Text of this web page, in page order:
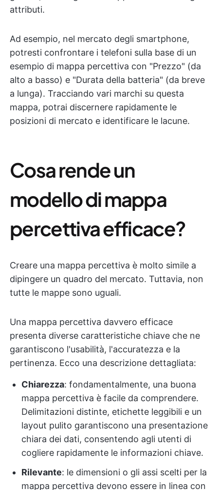
attributi.
Ad esempio, nel mercato degli smartphone,
potresti confrontare i telefoni sulla base di un
esempio di mappa percettiva con "Prezzo" (da
alto a basso) e "Durata della batteria" (da breve
a lunga). Tracciando vari marchi su questa
mappa, potrai discernere rapidamente le
posizioni di mercato e identificare le lacune.
Cosa rende un
modello di mappa
percettiva efficace?
Creare una mappa percettiva è molto simile a
dipingere un quadro del mercato. Tuttavia, non
tutte le mappe sono uguali.
Una mappa percettiva davvero efficace
presenta diverse caratteristiche chiave che ne
garantiscono l'usabilità, l'accuratezza e la
pertinenza. Ecco una descrizione dettagliata:
Chiarezza: fondamentalmente, una buona
mappa percettiva è facile da comprendere.
Delimitazioni distinte, etichette leggibili e un
layout pulito garantiscono una presentazione
chiara dei dati, consentendo agli utenti di
cogliere rapidamente le informazioni chiave.
Rilevante: le dimensioni o gli assi scelti per la
mappa percettiva devono essere in linea con